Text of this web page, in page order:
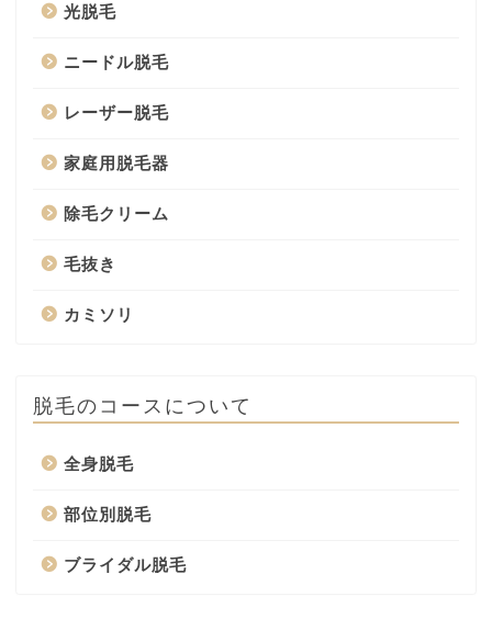
光脱毛
ニードル脱毛
レーザー脱毛
家庭用脱毛器
除毛クリーム
毛抜き
カミソリ
脱毛のコースについて
全身脱毛
部位別脱毛
ブライダル脱毛